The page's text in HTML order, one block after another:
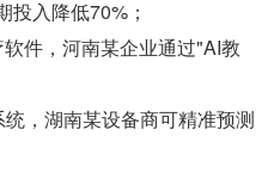
入降低70%；
件，河南某企业通过"AI教
，湖南某设备商可精准预测